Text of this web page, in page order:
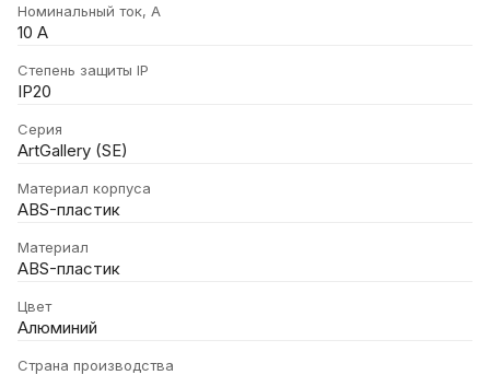
Номинальный ток, А
10 А
Степень защиты IP
IP20
Серия
ArtGallery (SE)
Материал корпуса
ABS-пластик
Материал
ABS-пластик
Цвет
Алюминий
Страна производства